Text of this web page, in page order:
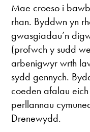
Mae croeso i
rhan. Byddwn yn
gwasgiadau’n
(profwch y sudd
arbenigwyr wrth
sydd gennych.
coeden afalau
perllannau
Drenewydd.